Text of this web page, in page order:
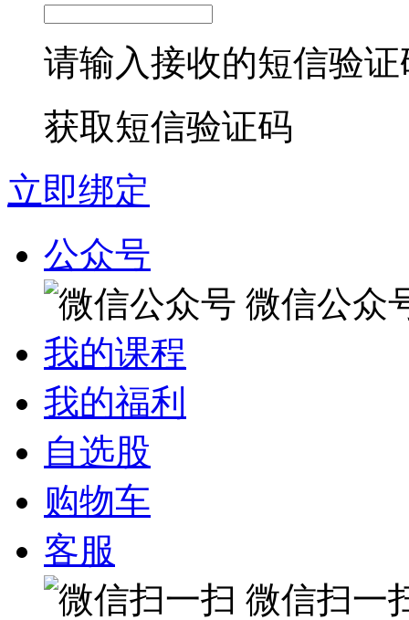
请输入接收的短信验证
获取短信验证码
立即绑定
公众号
微信公众
我的课程
我的福利
自选股
购物车
客服
微信扫一